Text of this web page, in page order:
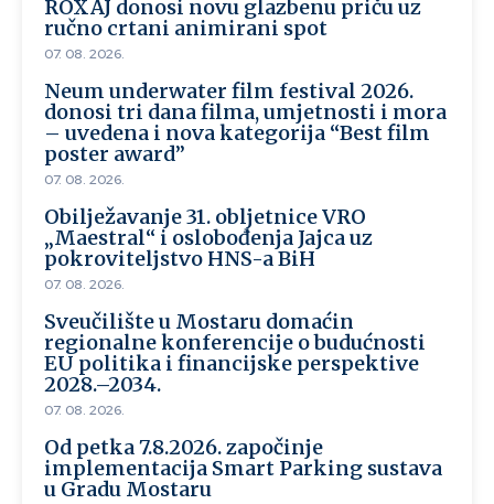
ROXAJ donosi novu glazbenu priču uz
ručno crtani animirani spot
07. 08. 2026.
Neum underwater film festival 2026.
donosi tri dana filma, umjetnosti i mora
– uvedena i nova kategorija “Best film
poster award”
07. 08. 2026.
Obilježavanje 31. obljetnice VRO
„Maestral“ i oslobođenja Jajca uz
pokroviteljstvo HNS-a BiH
07. 08. 2026.
Sveučilište u Mostaru domaćin
regionalne konferencije o budućnosti
EU politika i financijske perspektive
2028.–2034.
07. 08. 2026.
Od petka 7.8.2026. započinje
implementacija Smart Parking sustava
u Gradu Mostaru